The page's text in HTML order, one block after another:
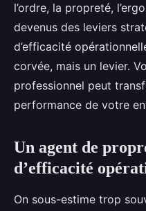
l’ordre, la propreté,
devenus des leviers
d’efficacité
corvée, mais un levier.
professionnel peut
performance de votre
Un agent de
d’efficacité
On sous-estime trop